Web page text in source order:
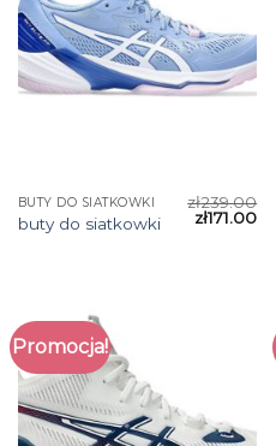
BUTY DO SIATKOWKI
buty do siatkowki
zł239.00
zł171.00
Promocja!